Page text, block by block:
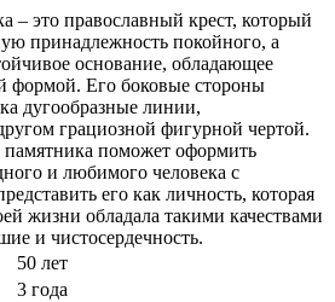
– это православный крест, который
принадлежность покойного, а
основание, обладающее
формой. Его боковые стороны
дугообразные линии,
грациозной фигурной чертой.
памятника поможет оформить
и любимого человека с
его как личность, которая
жизни обладала такими качествами
и чистосердечность.
50 лет
3 года